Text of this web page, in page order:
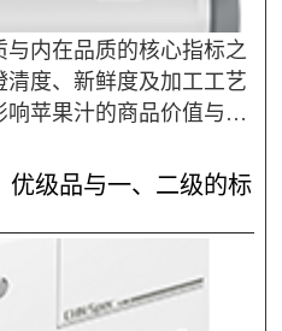
内在品质的核心指标之
度、新鲜度及加工工艺
苹果汁的商品价值与市
果汁是否存在悬浮杂
等品质问题。透光率检
缩苹...
优级品与一、二级的标